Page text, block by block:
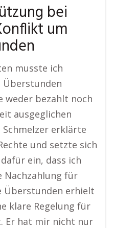
bei
um
musste ich
Überstunden
weder bezahlt noch
ausgeglichen
Schmelzer erklärte
und setzte sich
ein, dass ich
Nachzahlung für
Überstunden erhielt
klare Regelung für
Er hat mir nicht nur